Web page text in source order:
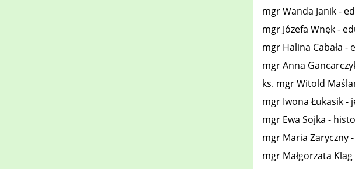
mgr Wanda Janik -
mgr Józefa Wnęk -
mgr Halina Cabała -
mgr Anna
ks. mgr Witold
mgr Iwona Łukasik -
mgr Ewa Sojka -
mgr Maria Zaryczny
mgr Małgorzata